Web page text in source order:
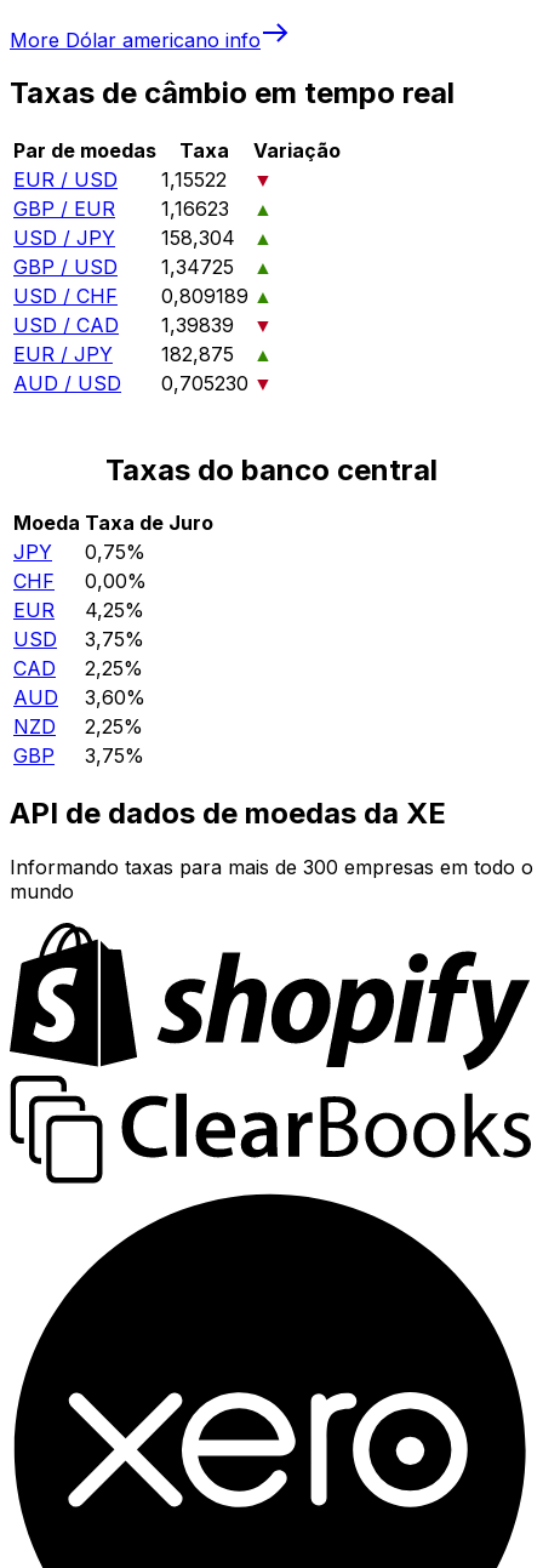
More Dólar americano info
Taxas de câmbio em tempo real
Par de moedas Taxa
Variação
EUR / USD
1,15522
▼
GBP / EUR
1,16623
▲
USD / JPY
158,304
▲
GBP / USD
1,34725
▲
USD / CHF
0,809189 ▲
USD / CAD
1,39839
▼
EUR / JPY
182,875
▲
AUD / USD
0,705230 ▼
Taxas do banco central
Moeda Taxa de Juro
JPY
0,75%
CHF
0,00%
EUR
4,25%
USD
3,75%
CAD
2,25%
AUD
3,60%
NZD
2,25%
GBP
3,75%
API de dados de moedas da XE
Informando taxas para mais de 300 empresas em todo o
mundo